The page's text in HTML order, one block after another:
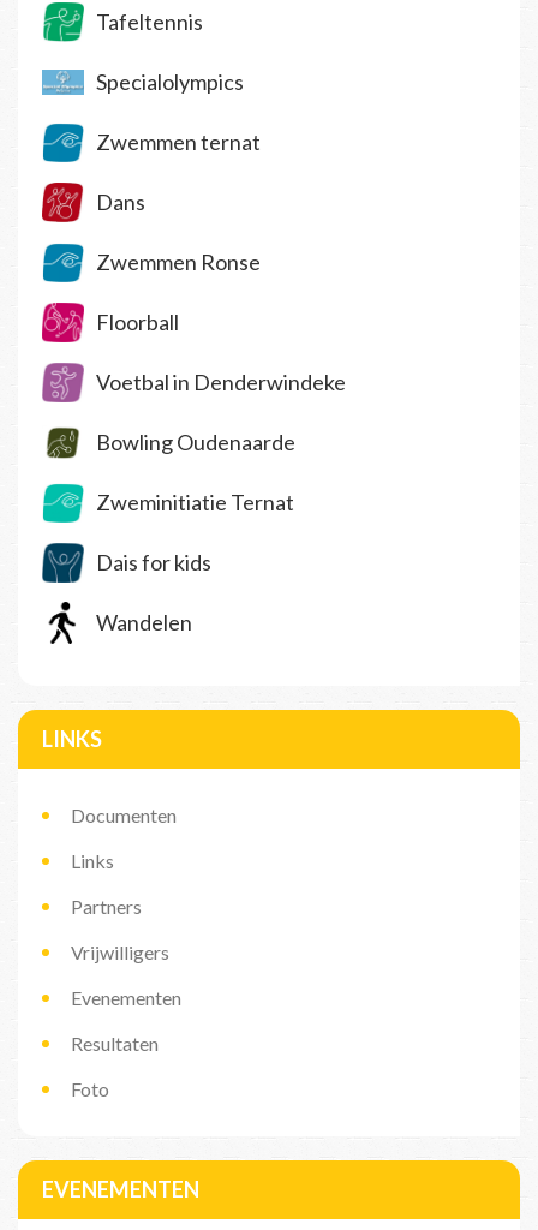
Tafeltennis
Specialolympics
Zwemmen ternat
Dans
Zwemmen Ronse
Floorball
Voetbal in Denderwindeke
Bowling Oudenaarde
Zweminitiatie Ternat
Dais for kids
Wandelen
LINKS
Documenten
Links
Partners
Vrijwilligers
Evenementen
Resultaten
Foto
EVENEMENTEN